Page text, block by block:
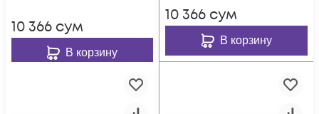
10 366 сум
В корзину
10 366 сум
В корзину